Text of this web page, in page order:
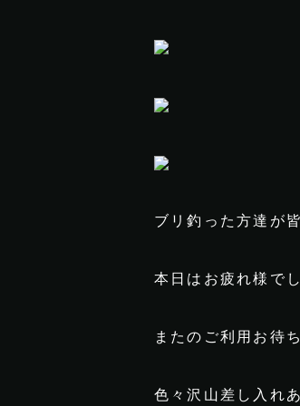
ブリ釣った方達が
本日はお疲れ様でし
またのご利用お待
色々沢山差し入れ